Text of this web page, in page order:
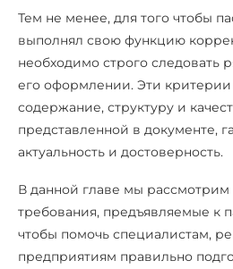
Тем не менее, для того чтобы
выполнял свою функцию
необходимо строго следовать
его оформлении. Эти
содержание, структуру и
представленной в документе,
актуальность и достоверность.
В данной главе мы
требования, предъявляемые к
чтобы помочь специалистам,
предприятиям правильно